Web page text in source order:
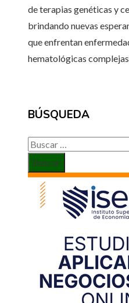
de terapias genéticas y
brindando nuevas
que enfrentan
hematológicas
BÚSQUEDA
Buscar: